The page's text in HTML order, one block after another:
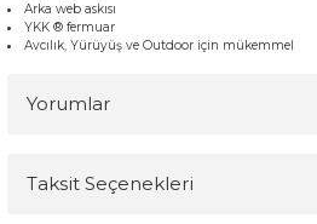
Arka web askısı
YKK ® fermuar
Avcılık, Yürüyüş ve Outdoor için mükemmel
Yorumlar
Taksit Seçenekleri